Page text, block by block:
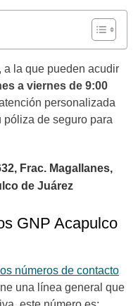
a la que pueden acudir
a viernes de 9:00
personalizada
de seguro para
Frac. Magallanes,
de Juárez
GNP Acapulco
números de contacto
una línea general que